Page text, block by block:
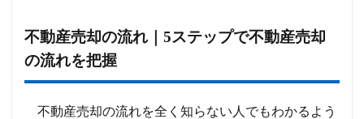
不動産売却の流れ｜5ステップで不動産売却
の流れを把握
不動産売却の流れを全く知らない人でもわかるよう